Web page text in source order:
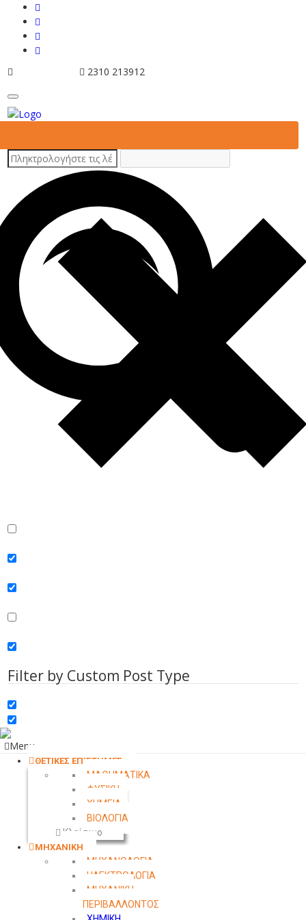
2310 213912
Filter by Custom Post Type
Menu
ΘΕΤΙΚΕΣ ΕΠΙΣΤΗΜΕΣ
ΜΑΘΗΜΑΤΙΚΑ
ΦΥΣΙΚΗ
ΧΗΜΕΙΑ
ΒΙΟΛΟΓΙΑ
Κλείσιμο
ΜΗΧΑΝΙΚΗ
ΜΗΧΑΝΟΛΟΓΙΑ
ΗΛΕΚΤΡΟΛΟΓΙΑ
ΜΗΧΑΝΙΚΗ
ΠΕΡΙΒΑΛΛΟΝΤΟΣ